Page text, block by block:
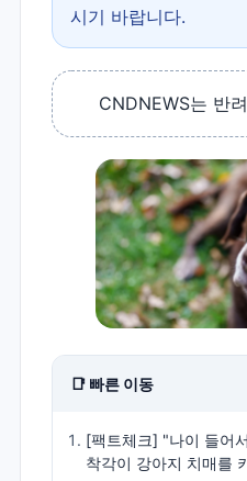
시기 바랍니다.
CNDNEWS는 반
📑 빠른 이동
[팩트체크] "나이 들어
착각이 강아지 치매를